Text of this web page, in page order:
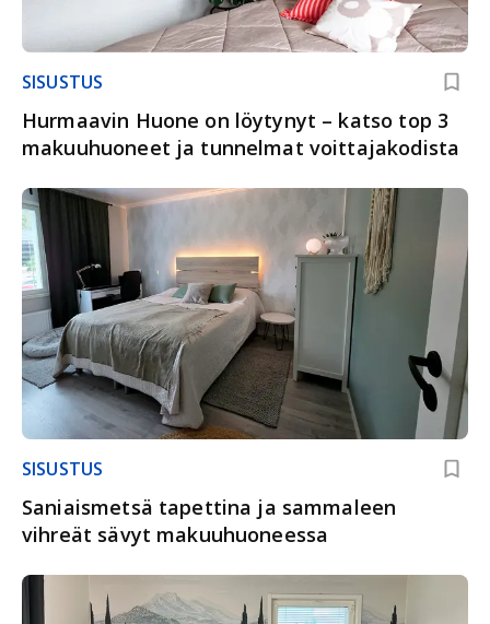
SISUSTUS
Hurmaavin Huone on löytynyt – katso top 3
makuuhuoneet ja tunnelmat voittajakodista
SISUSTUS
Saniaismetsä tapettina ja sammaleen
vihreät sävyt makuuhuoneessa